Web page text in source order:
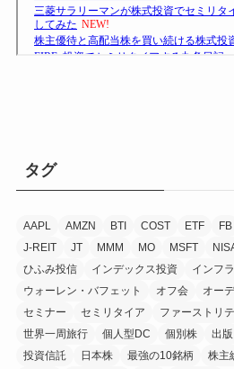
タグ
AAPL AMZN BTI COST ETF FB
J-REIT
JT MMM MO MSFT
ひふみ投信
インデックス投資
インフ
ウォーレン・バフェット
オフ会 オー
セミナー
セミリタイア ファーストリ
世界一周旅行
個人型DC 個別株 出版
投資信託
日本株 最強の10銘柄 株主